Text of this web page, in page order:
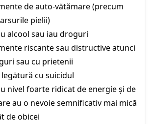
de auto-vătămare (precum
pielii)
alcool sau iau droguri
riscante sau distructive atunci
sau cu prietenii
cu suicidul
nivel foarte ridicat de energie și de
au o nevoie semnificativ mai mică
de obicei